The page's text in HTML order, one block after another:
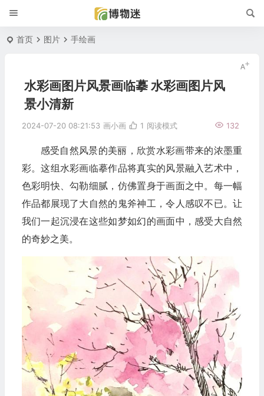
首页 图片 手绘画
水彩画图片风景画临摹 水彩画图片风
景小清新
2024-07-20 08:21:53 画小画 132
1 阅读模式
感受自然风景的美丽，欣赏水彩画带来的浓墨重
彩。这组水彩画临摹作品将真实的风景融入艺术中，
色彩明快、勾勒细腻，仿佛置身于画面之中。每一幅
作品都展现了大自然的鬼斧神工，令人感叹不已。让
我们一起沉浸在这些如梦如幻的画面中，感受大自然
的奇妙之美。